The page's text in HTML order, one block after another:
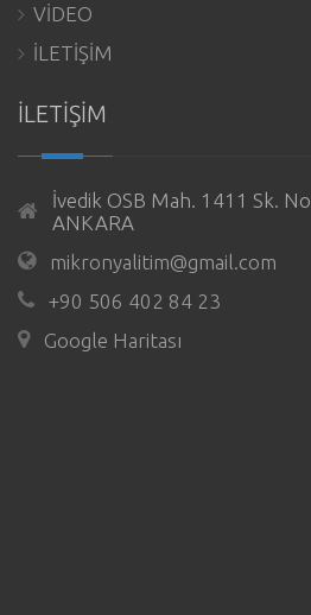
VİDEO
İLETİŞİM
İLETİŞİM
İvedik OSB Mah. 1411 Sk.
ANKARA
mikronyalitim@gmail.com
+90 506 402 84 23
Google Haritası